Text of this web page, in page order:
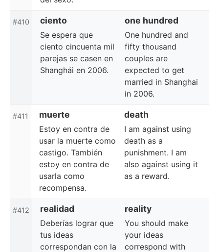
#410 ciento one hundred
Se espera que
ciento cincuenta mil
parejas se casen en
Shanghái en 2006.
One hundred and
fifty thousand
couples are
expected to get
married in Shanghai
in 2006.
#411 muerte death
Estoy en contra de
usar la muerte como
castigo. También
estoy en contra de
usarla como
recompensa.
I am against using
death as a
punishment. I am
also against using it
as a reward.
#412 realidad reality
Deberías lograr que
tus ideas
correspondan con la
You should make
your ideas
correspond with